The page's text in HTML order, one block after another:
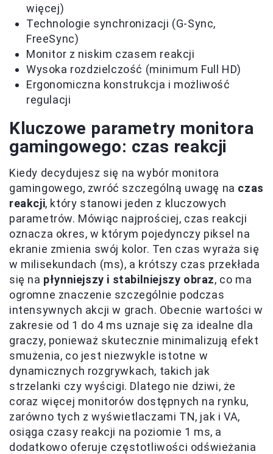
więcej)
Technologie synchronizacji (G-Sync,
FreeSync)
Monitor z niskim czasem reakcji
Wysoka rozdzielczość (minimum Full HD)
Ergonomiczna konstrukcja i możliwość
regulacji
Kluczowe parametry monitora
gamingowego: czas reakcji
Kiedy decydujesz się na wybór monitora
gamingowego, zwróć szczególną uwagę na czas
reakcji, który stanowi jeden z kluczowych
parametrów. Mówiąc najprościej, czas reakcji
oznacza okres, w którym pojedynczy piksel na
ekranie zmienia swój kolor. Ten czas wyraża się
w milisekundach (ms), a krótszy czas przekłada
się na płynniejszy i stabilniejszy obraz, co ma
ogromne znaczenie szczególnie podczas
intensywnych akcji w grach. Obecnie wartości w
zakresie od 1 do 4 ms uznaje się za idealne dla
graczy, ponieważ skutecznie minimalizują efekt
smużenia, co jest niezwykle istotne w
dynamicznych rozgrywkach, takich jak
strzelanki czy wyścigi. Dlatego nie dziwi, że
coraz więcej monitorów dostępnych na rynku,
zarówno tych z wyświetlaczami TN, jak i VA,
osiąga czasy reakcji na poziomie 1 ms, a
dodatkowo oferuje częstotliwości odświeżania